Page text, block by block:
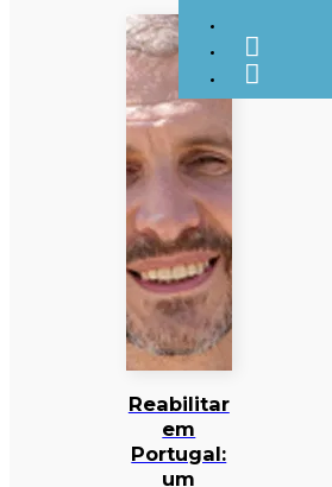
Reabilitar
em
Portugal:
um